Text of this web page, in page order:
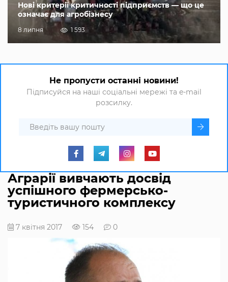
Нові критерії критичності підприємств — що це
означає для агробізнесу
8 липня 1 593
Не пропусти останні новини!
Підписуйся на наші соціальні мережі та e-mail
розсилку.
Аграрії вивчають досвід
успішного фермерсько-
туристичного комплексу
7 квітня 2017 154 0